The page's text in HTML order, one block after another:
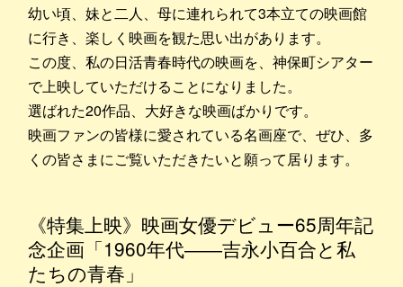
幼い頃、妹と二人、母に連れられて3本立ての映画館
に行き、楽しく映画を観た思い出があります。
この度、私の日活青春時代の映画を、神保町シアター
で上映していただけることになりました。
選ばれた20作品、大好きな映画ばかりです。
映画ファンの皆様に愛されている名画座で、ぜひ、多
くの皆さまにご覧いただきたいと願って居ります。
《特集上映》映画女優デビュー65周年記
念企画「1960年代――吉永小百合と私
たちの青春」